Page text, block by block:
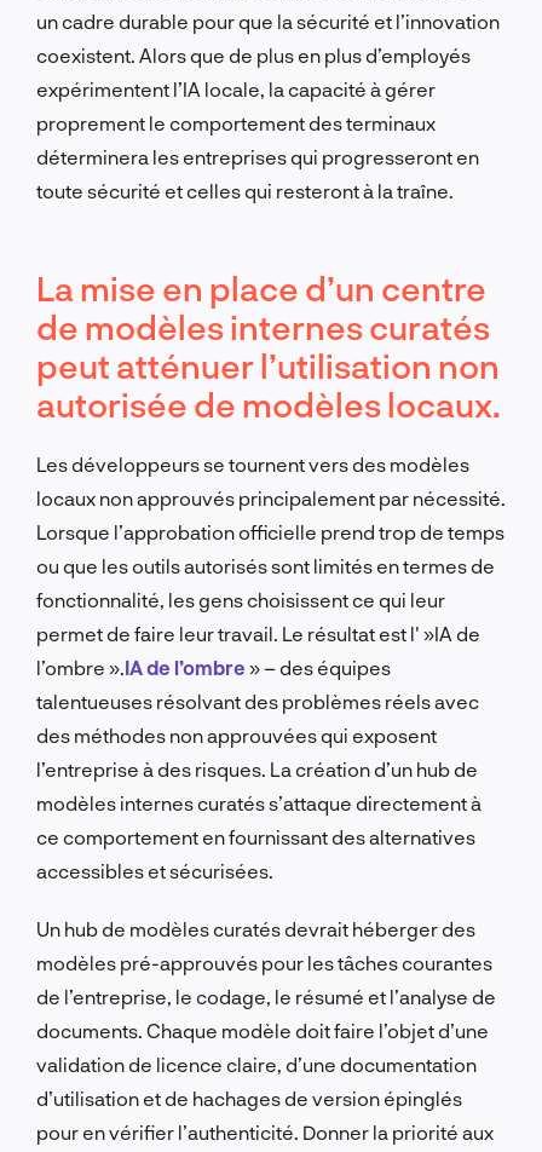
un cadre durable pour que la sécurité et l’innovation
coexistent. Alors que de plus en plus d’employés
expérimentent l’IA locale, la capacité à gérer
proprement le comportement des terminaux
déterminera les entreprises qui progresseront en
toute sécurité et celles qui resteront à la traîne.
La mise en place d’un centre
de modèles internes curatés
peut atténuer l’utilisation non
autorisée de modèles locaux.
Les développeurs se tournent vers des modèles
locaux non approuvés principalement par nécessité.
Lorsque l’approbation officielle prend trop de temps
ou que les outils autorisés sont limités en termes de
fonctionnalité, les gens choisissent ce qui leur
permet de faire leur travail. Le résultat est l' »IA de
l’ombre ». IA de l’ombre » – des équipes
talentueuses résolvant des problèmes réels avec
des méthodes non approuvées qui exposent
l’entreprise à des risques. La création d’un hub de
modèles internes curatés s’attaque directement à
ce comportement en fournissant des alternatives
accessibles et sécurisées.
Un hub de modèles curatés devrait héberger des
modèles pré-approuvés pour les tâches courantes
de l’entreprise, le codage, le résumé et l’analyse de
documents. Chaque modèle doit faire l’objet d’une
validation de licence claire, d’une documentation
d’utilisation et de hachages de version épinglés
pour en vérifier l’authenticité. Donner la priorité aux